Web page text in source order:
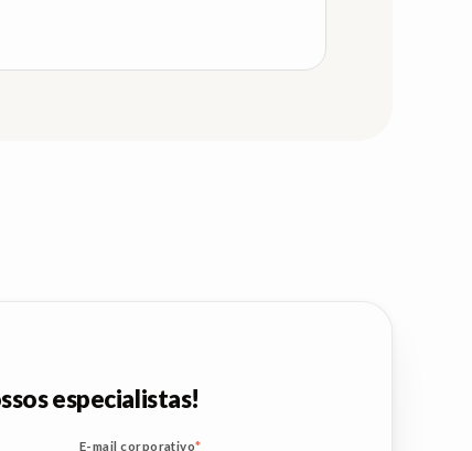
especialistas!
E-mail corporativo*